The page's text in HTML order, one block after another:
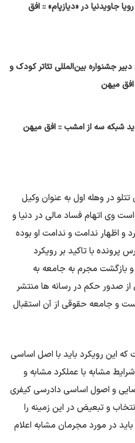
جاویدنیا در «دیازپام» :: افق
جشنواره بین‌المللی تئاتر کودک و
میهن
شبکه سه از امشب :: افق میهن
در وهله اول به عنوان وکیل
وی اتهام فساد مالی در دنیا و
و اظهار ندامت و ندامت او بوده
پرونده با تاکید بر رویکرد
بازگشت مجرم به جامعه به
صدور حکم در رسانه ها منتشر
و جامعه حقوقی از آن استقبال
این رویکرد باید با اصل اساسی
مشابه با عملکرد مشابه و
و اصول اساسی دادرسی کیفری
و تبعیض در این زمینه را
در مورد مجرمان مشابه اعلام